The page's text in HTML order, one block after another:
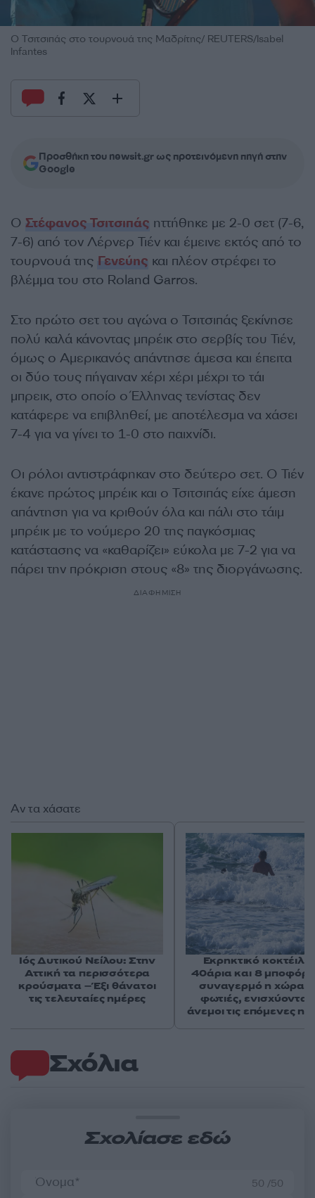
Ο Τσιτσιπάς στο τουρνουά της Μαδρίτης/ REUTERS/Isabel
Infantes
Προσθήκη του newsit.gr ως προτεινόμενη πηγή στην
Google
Ο Στέφανος Τσιτσιπάς ηττήθηκε με 2-0 σετ (7-6,
7-6) από τον Λέρνερ Τιέν και έμεινε εκτός από το
τουρνουά της Γενεύης και πλέον στρέφει το
βλέμμα του στο Roland Garros.
Στο πρώτο σετ του αγώνα ο Τσιτσιπάς ξεκίνησε
πολύ καλά κάνοντας μπρέικ στο σερβίς του Τιέν,
όμως ο Αμερικανός απάντησε άμεσα και έπειτα
οι δύο τους πήγαιναν χέρι χέρι μέχρι το τάι
μπρεικ, στο οποίο ο Έλληνας τενίστας δεν
κατάφερε να επιβληθεί, με αποτέλεσμα να χάσει
7-4 για να γίνει το 1-0 στο παιχνίδι.
Οι ρόλοι αντιστράφηκαν στο δεύτερο σετ. Ο Τιέν
έκανε πρώτος μπρέικ και ο Τσιτσιπάς είχε άμεση
απάντηση για να κριθούν όλα και πάλι στο τάιμ
μπρέικ με το νούμερο 20 της παγκόσμιας
κατάστασης να «καθαρίζει» εύκολα με 7-2 για να
πάρει την πρόκριση στους «8» της διοργάνωσης.
ΔΙΑΦΗΜΙΣΗ
Σχόλια
Σχολίασε εδώ
50 /50
Αν τα χάσατε
Ιός Δυτικού Νείλου: Στην
Αττική τα περισσότερα
κρούσματα – Έξι θάνατοι
τις τελευταίες ημέρες
Εκρηκτικό κοκτέιλ
40άρια και 8 μποφόρ
συναγερμό η χώρα
φωτιές, ενισχύονται
άνεμοι τις επόμενες